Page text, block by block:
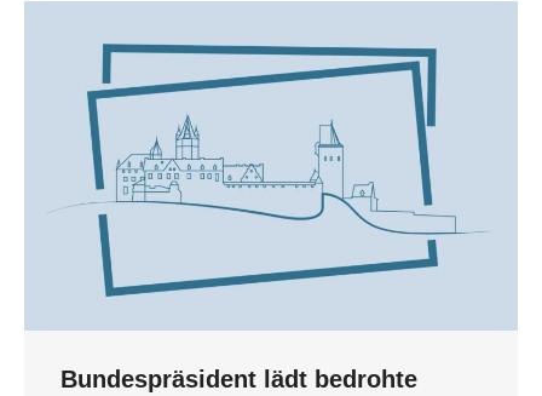
Bundespräsident lädt bedrohte